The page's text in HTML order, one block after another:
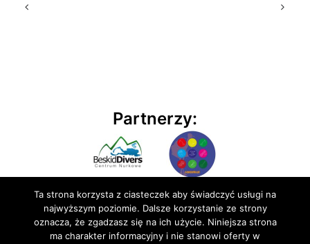
Partnerzy:
Ta strona korzysta z ciasteczek aby świadczyć usługi na
najwyższym poziomie. Dalsze korzystanie ze strony
oznacza, że zgadzasz się na ich użycie. Niniejsza strona
ma charakter informacyjny i nie stanowi oferty w